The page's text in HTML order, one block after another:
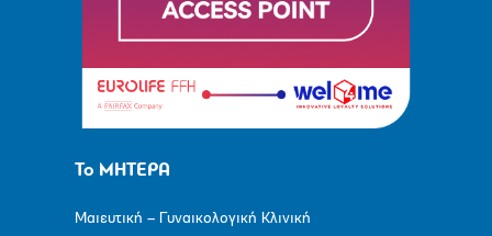
Το ΜΗΤΕΡΑ
Μαιευτική – Γυναικολογική Κλινική